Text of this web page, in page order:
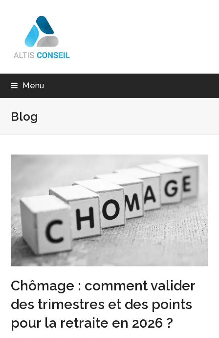
Menu
Blog
Chômage : comment valider
des trimestres et des points
pour la retraite en 2026 ?